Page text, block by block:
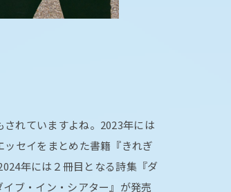
れていますよね。2023年には
セイをまとめた書籍『きれぎ
年には２冊目となる詩集『ダ
ブ・イン・シアター』が発売